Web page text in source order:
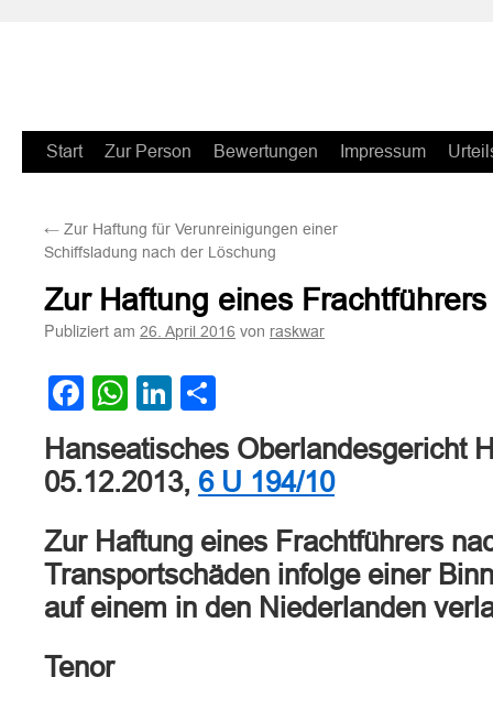
Zum
springen
Start Zur Person Bewertungen Impressum
← Zur Haftung für Verunreinigungen einer
Schiffsladung nach der Löschung
Zur Haftung eines
Publiziert am 26. April 2016 von raskwar
Facebook
WhatsApp
LinkedIn
Hanseatisches Oberlandesgericht
05.12.2013, 6 U 194/10
Zur Haftung eines Frachtführers
Transportschäden infolge einer
auf einem in den Niederlanden
Tenor